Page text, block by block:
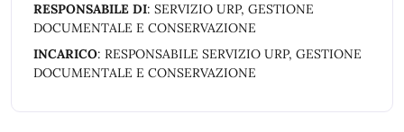
RESPONSABILE DI: SERVIZIO URP, GESTIONE
DOCUMENTALE E CONSERVAZIONE
INCARICO: RESPONSABILE SERVIZIO URP, GESTIONE
DOCUMENTALE E CONSERVAZIONE